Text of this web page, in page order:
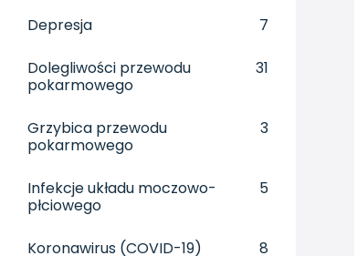
Depresja 7
Dolegliwości przewodu
pokarmowego
31
Grzybica przewodu
pokarmowego
3
Infekcje układu moczowo-
płciowego
5
Koronawirus (COVID-19) 8